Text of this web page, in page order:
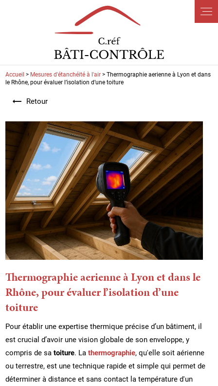
Accueil > Mesures d'étanchéité à l'air> Thermographie aerienne à Lyon et dans
le Rhône, pour évaluer l’isolation d’une toiture
Retour
Thermographie aerienne à Lyon et dans le
Rhône, pour évaluer l’isolation d’une
toiture
Pour établir une expertise thermique précise d’un bâtiment, il
est crucial d’avoir une vision globale de son enveloppe, y
compris de satoiture. Lathermographie, qu'elle soit aérienne
ou terrestre, est une technique rapide et simple qui permet de
déterminer à distance et sans contact la température d'un
Panneau de gestion des cookies